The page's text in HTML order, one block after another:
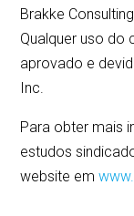
Brakke
Qualquer uso do
aprovado e
Inc.
Para obter mais
estudos
website em